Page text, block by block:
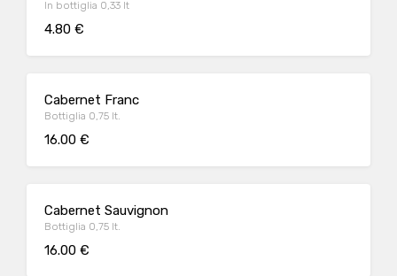
In bottiglia 0,33 lt
4.80 €
Cabernet Franc
Bottiglia 0,75 lt.
16.00 €
Cabernet Sauvignon
Bottiglia 0,75 lt.
16.00 €